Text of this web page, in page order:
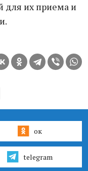
для их приема и
ок
telegram